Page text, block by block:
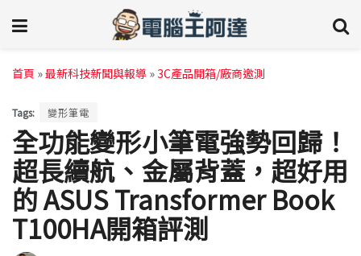
首頁 »最新科技新聞與報導 »3C產品開箱/廠商邀測
Tags: 變形筆電
全功能變形小筆電強勢回歸！
超長續航、金屬背蓋，超好用
的 ASUS Transformer Book
T100HA開箱評測